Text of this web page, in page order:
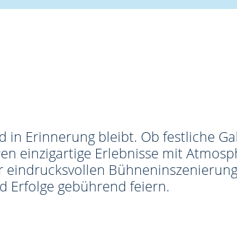
in Erinnerung bleibt. Ob festliche
einzigartige Erlebnisse mit
Erfolge gebührend feiern.